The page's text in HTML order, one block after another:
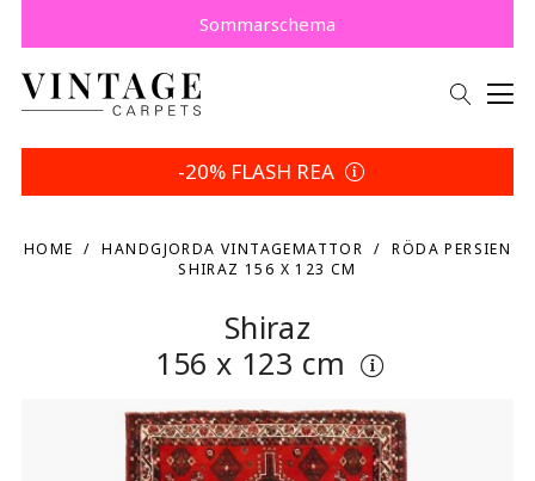
Spara 5 % | Dina returvillkor
Köp nu, betala senare med Klarna.
Sommarschema
-20% FLASH REA
HOME HANDGJORDA VINTAGEMATTOR
RÖDA PERSIEN
SHIRAZ 156 X 123 CM
Shiraz
156 x 123 cm